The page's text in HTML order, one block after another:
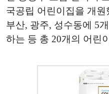
국공립 어린이집을 개
부산, 광주, 성수동에 5
하는 등 총 20개의 어린